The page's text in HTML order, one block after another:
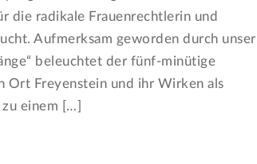
die radikale Frauenrechtlerin und
Aufmerksam geworden durch unser
beleuchtet der fünf-minütige
Ort Freyenstein und ihr Wirken als
einem […]